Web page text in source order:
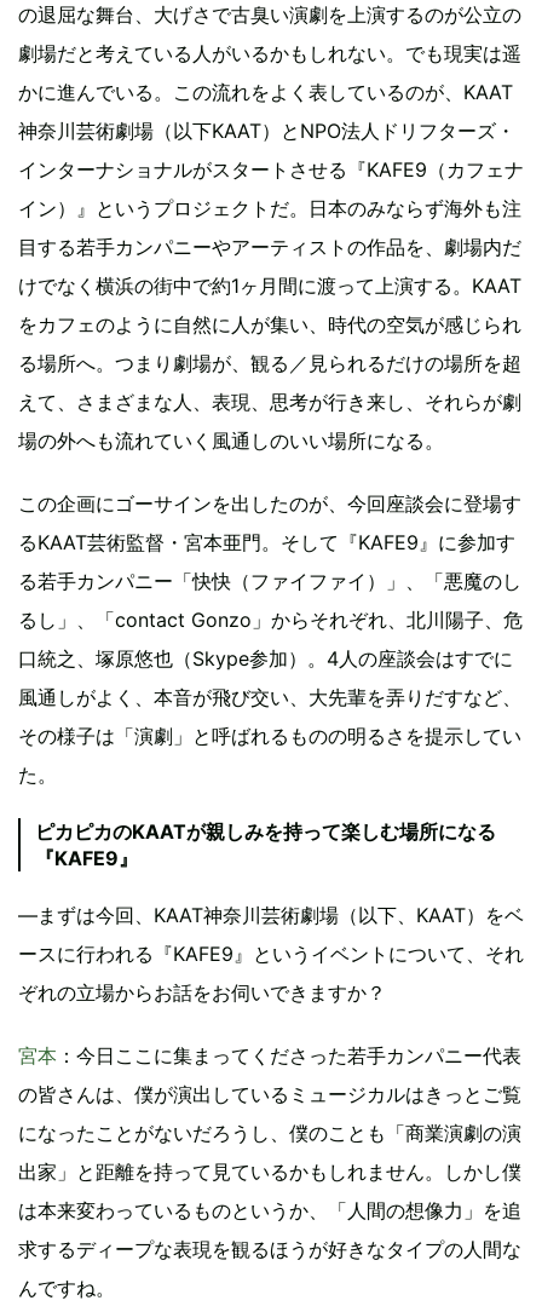
の退屈な舞台、大げさで古臭い演劇を上演するのが公立の
劇場だと考えている人がいるかもしれない。でも現実は遥
かに進んでいる。この流れをよく表しているのが、KAAT
神奈川芸術劇場（以下KAAT）とNPO法人ドリフターズ・
インターナショナルがスタートさせる『KAFE9（カフェナ
イン）』というプロジェクトだ。日本のみならず海外も注
目する若手カンパニーやアーティストの作品を、劇場内だ
けでなく横浜の街中で約1ヶ月間に渡って上演する。KAAT
をカフェのように自然に人が集い、時代の空気が感じられ
る場所へ。つまり劇場が、観る／見られるだけの場所を超
えて、さまざまな人、表現、思考が行き来し、それらが劇
場の外へも流れていく風通しのいい場所になる。
この企画にゴーサインを出したのが、今回座談会に登場す
るKAAT芸術監督・宮本亜門。そして『KAFE9』に参加す
る若手カンパニー「快快（ファイファイ）」、「悪魔のし
るし」、「contact Gonzo」からそれぞれ、北川陽子、危
口統之、塚原悠也（Skype参加）。4人の座談会はすでに
風通しがよく、本音が飛び交い、大先輩を弄りだすなど、
その様子は「演劇」と呼ばれるものの明るさを提示してい
た。
ピカピカのKAATが親しみを持って楽しむ場所になる
『KAFE9』
―まずは今回、KAAT神奈川芸術劇場（以下、KAAT）をベ
ースに行われる『KAFE9』というイベントについて、それ
ぞれの立場からお話をお伺いできますか？
宮本 ：今日ここに集まってくださった若手カンパニー代表
の皆さんは、僕が演出しているミュージカルはきっとご覧
になったことがないだろうし、僕のことも「商業演劇の演
出家」と距離を持って見ているかもしれません。しかし僕
は本来変わっているものというか、「人間の想像力」を追
求するディープな表現を観るほうが好きなタイプの人間な
んですね。